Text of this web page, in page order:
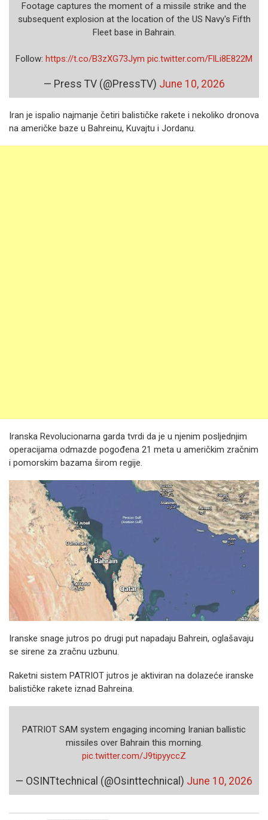
Footage captures the moment of a missile strike and the
subsequent explosion at the location of the US Navy's Fifth
Fleet base in Bahrain.
Follow: https://t.co/B3zXG73Jym pic.twitter.com/FlLi8E822M
— Press TV (@PressTV) June 10, 2026
Iran je ispalio najmanje četiri balističke rakete i nekoliko dronova
na američke baze u Bahreinu, Kuvajtu i Jordanu.
Iranska Revolucionarna garda tvrdi da je u njenim posljednjim
operacijama odmazde pogođena 21 meta u američkim zračnim
i pomorskim bazama širom regije.
Iranske snage jutros po drugi put napadaju Bahrein, oglašavaju
se sirene za zračnu uzbunu.
Raketni sistem PATRIOT jutros je aktiviran na dolazeće iranske
balističke rakete iznad Bahreina.
PATRIOT SAM system engaging incoming Iranian ballistic
missiles over Bahrain this morning.
pic.twitter.com/J9tipyyccZ
— OSINTtechnical (@Osinttechnical) June 10, 2026